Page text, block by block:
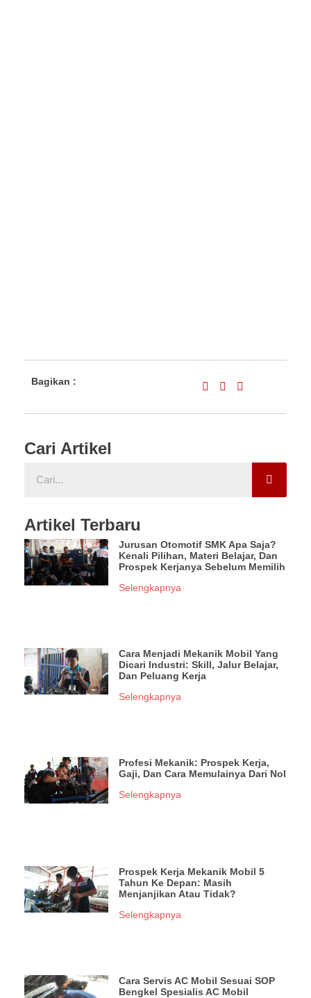
Bagikan :
Cari Artikel
Artikel Terbaru
Jurusan Otomotif SMK Apa Saja?
Kenali Pilihan, Materi Belajar, Dan
Prospek Kerjanya Sebelum Memilih
Selengkapnya
Cara Menjadi Mekanik Mobil Yang
Dicari Industri: Skill, Jalur Belajar,
Dan Peluang Kerja
Selengkapnya
Profesi Mekanik: Prospek Kerja,
Gaji, Dan Cara Memulainya Dari Nol
Selengkapnya
Prospek Kerja Mekanik Mobil 5
Tahun Ke Depan: Masih
Menjanjikan Atau Tidak?
Selengkapnya
Cara Servis AC Mobil Sesuai SOP
Bengkel Spesialis AC Mobil